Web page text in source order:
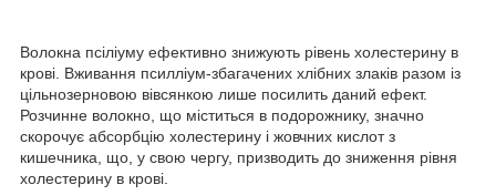
Волокна псіліуму ефективно знижують рівень холестерину в
крові. Вживання псилліум-збагачених хлібних злаків разом із
цільнозерновою вівсянкою лише посилить даний ефект.
Розчинне волокно, що міститься в подорожнику, значно
скорочує абсорбцію холестерину і жовчних кислот з
кишечника, що, у свою чергу, призводить до зниження рівня
холестерину в крові.